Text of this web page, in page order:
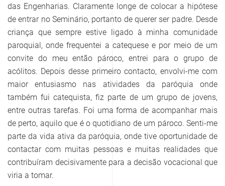
das Engenharias. Claramente longe de colocar a hipótese
de entrar no Seminário, portanto de querer ser padre. Desde
criança que sempre estive ligado à minha comunidade
paroquial, onde frequentei a catequese e por meio de um
convite do meu então pároco, entrei para o grupo de
acólitos. Depois desse primeiro contacto, envolvi-me com
maior entusiasmo nas atividades da paróquia onde
também fui catequista, fiz parte de um grupo de jovens,
entre outras tarefas. Foi uma forma de acompanhar mais
de perto, aquilo que é o quotidiano de um pároco. Senti-me
parte da vida ativa da paróquia, onde tive oportunidade de
contactar com muitas pessoas e muitas realidades que
contribuíram decisivamente para a decisão vocacional que
viria a tomar.